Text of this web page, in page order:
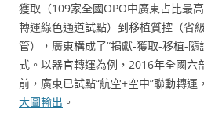
獲取（109家全國OPO中廣東占比最
轉運綠色通道試點）到移植質控（省
管），廣東構成了“捐獻-獲取-移植-隨
式。以器官轉運為例，2016年全國六
前，廣東已試點“航空+空中”聯動轉
大圖輸出 。